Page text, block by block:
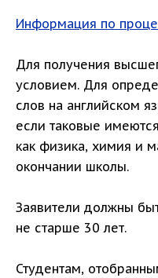
Информация по
Для получения
условием. Для
слов на английском
если таковые
как физика, химия и
окончании школы.
Заявители должны
не старше 30 лет.
Студентам,